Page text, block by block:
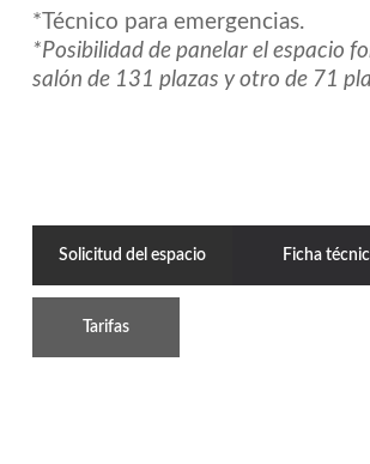
*Técnico para emergencias.
*Posibilidad de panelar el espacio
salón de 131 plazas y otro de 71
Solicitud del espacio Ficha
Tarifas